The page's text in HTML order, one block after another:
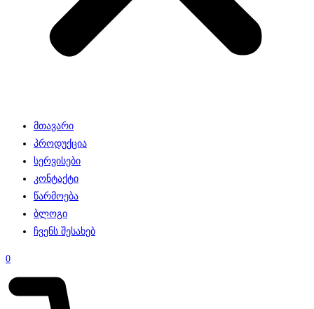
მთავარი
პროდუქცია
სერვისები
კონტაქტი
წარმოება
ბლოგი
ჩვენს შესახებ
0